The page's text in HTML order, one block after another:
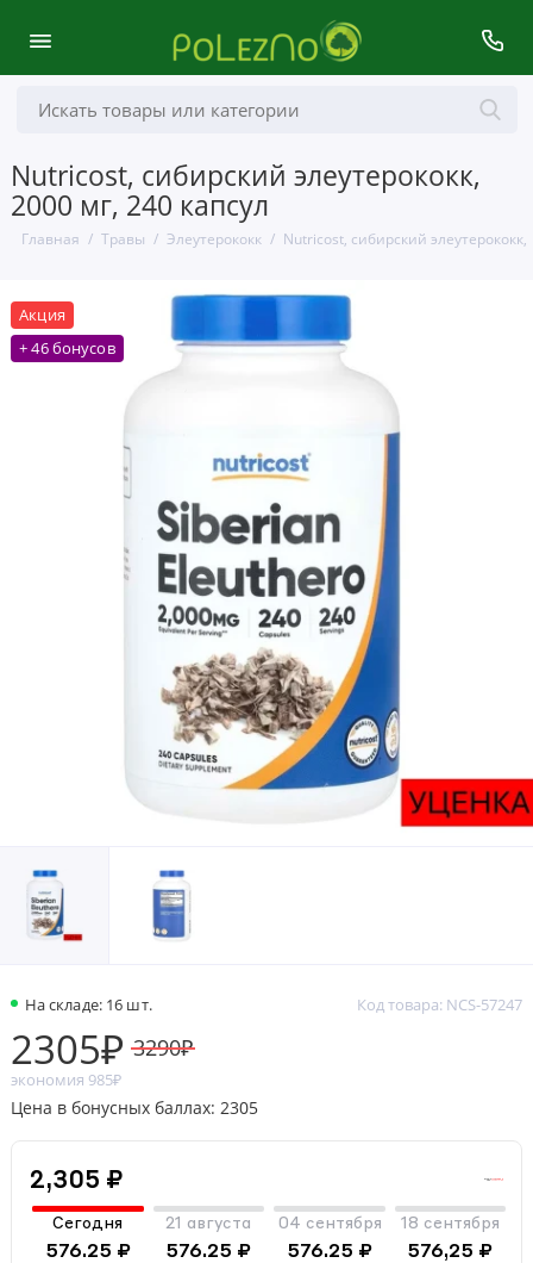
Nutricost, сибирский элеутерококк,
2000 мг, 240 капсул
Главная Травы Элеутерококк Nutricost, сибирский элеутерококк,
Акция
+ 46 бонусов
На складе: 16 шт. Код товара: NCS-57247
2305₽ 3290₽
экономия 985₽
Цена в бонусных баллах: 2305
2,305 ₽
Сегодня
576.25 ₽
21 августа
576.25 ₽
04 сентября
576.25 ₽
18 сентября
576,25 ₽